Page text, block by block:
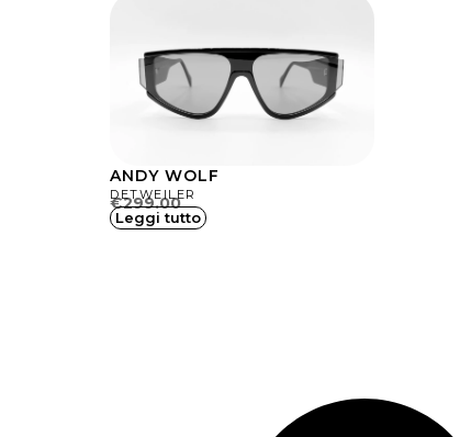
ANDY WOLF
DETWEILER
€299.00
Leggi tutto